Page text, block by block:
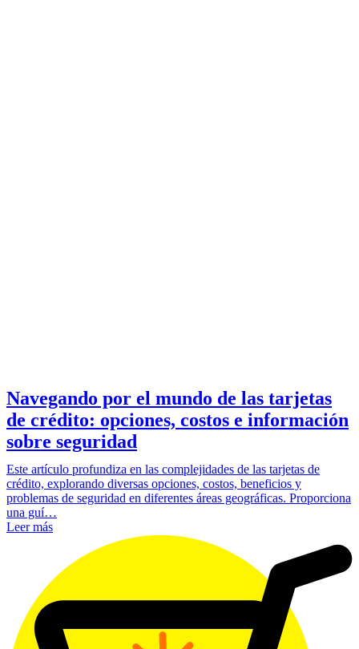
Navegando por el mundo de las tarjetas
de crédito: opciones, costos e información
sobre seguridad
Este artículo profundiza en las complejidades de las tarjetas de
crédito, explorando diversas opciones, costos, beneficios y
problemas de seguridad en diferentes áreas geográficas. Proporciona
una guí…
Leer más